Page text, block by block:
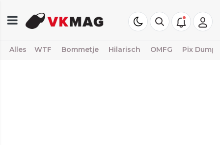
Alles WTF Bommetje Hilarisch OMFG Pix Dump